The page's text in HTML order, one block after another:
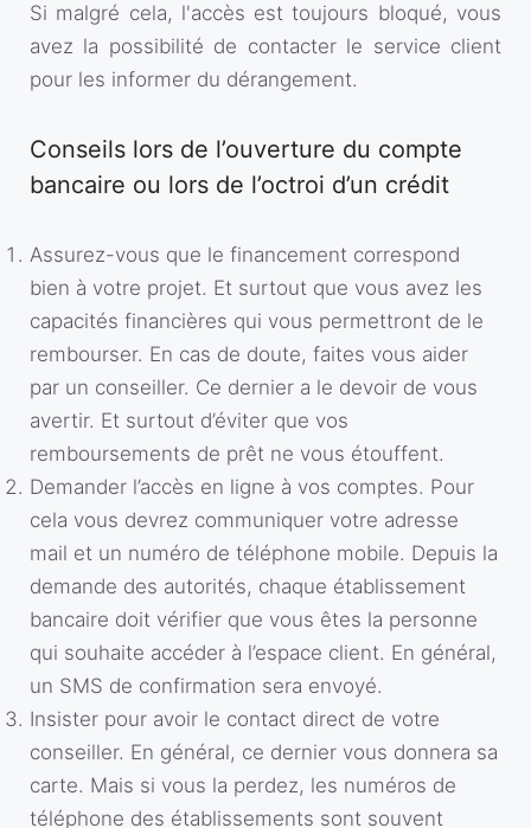
Si malgré cela, l'accès est toujours bloqué, vous
avez la possibilité de contacter le service client
pour les informer du dérangement.
Conseils lors de l’ouverture du compte
bancaire ou lors de l’octroi d’un crédit
Assurez-vous que le financement correspond
bien à votre projet. Et surtout que vous avez les
capacités financières qui vous permettront de le
rembourser. En cas de doute, faites vous aider
par un conseiller. Ce dernier a le devoir de vous
avertir. Et surtout d’éviter que vos
remboursements de prêt ne vous étouffent.
Demander l’accès en ligne à vos comptes. Pour
cela vous devrez communiquer votre adresse
mail et un numéro de téléphone mobile. Depuis la
demande des autorités, chaque établissement
bancaire doit vérifier que vous êtes la personne
qui souhaite accéder à l’espace client. En général,
un SMS de confirmation sera envoyé.
Insister pour avoir le contact direct de votre
conseiller. En général, ce dernier vous donnera sa
carte. Mais si vous la perdez, les numéros de
téléphone des établissements sont souvent